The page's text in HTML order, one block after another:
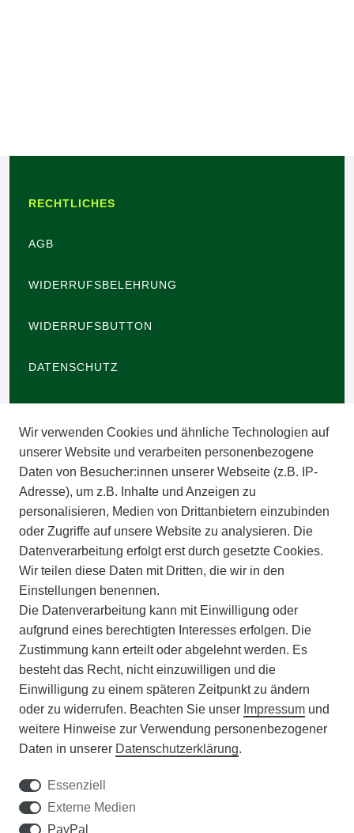
RECHTLICHES
AGB
WIDERRUFSBELEHRUNG
WIDERRUFSBUTTON
DATENSCHUTZ
IMPRESSUM
INFORMATIONEN
ZAHLUNGSARTEN
VERSAND
BATTERIEENTSORGUNG
VERANSTALTUNGEN
APOTHEKERSCHRANK
WISSENSWERTES
DER WEG ZUM TRAUMRASEN
Wir verwenden Cookies und ähnliche Technologien auf
unserer Website und verarbeiten personenbezogene
Daten von Besucher:innen unserer Webseite (z.B. IP-
Adresse), um z.B. Inhalte und Anzeigen zu
personalisieren, Medien von Drittanbietern einzubinden
oder Zugriffe auf unsere Website zu analysieren. Die
Datenverarbeitung erfolgt erst durch gesetzte Cookies.
Wir teilen diese Daten mit Dritten, die wir in den
Einstellungen benennen.
Die Datenverarbeitung kann mit Einwilligung oder
aufgrund eines berechtigten Interesses erfolgen. Die
Zustimmung kann erteilt oder abgelehnt werden. Es
besteht das Recht, nicht einzuwilligen und die
Einwilligung zu einem späteren Zeitpunkt zu ändern
oder zu widerrufen. Beachten Sie unser Impressum und
weitere Hinweise zur Verwendung personenbezogener
Daten in unserer Daten­schutz­erklärung.
Essenziell
Externe Medien
PayPal